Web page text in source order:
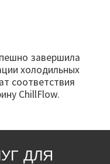
завершила
холодильных
соответствия
ChillFlow.
ДЛЯ